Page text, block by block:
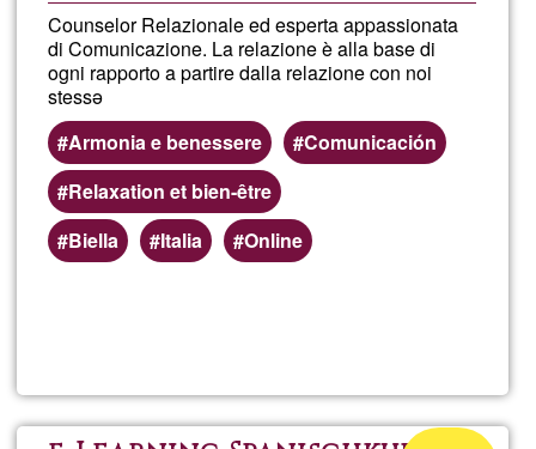
Counselor Relazionale ed esperta appassionata
di Comunicazione. La relazione è alla base di
ogni rapporto a partire dalla relazione con noi
stessə
Armonia e benessere
Comunicación
Relaxation et bien-être
Biella
Italia Online